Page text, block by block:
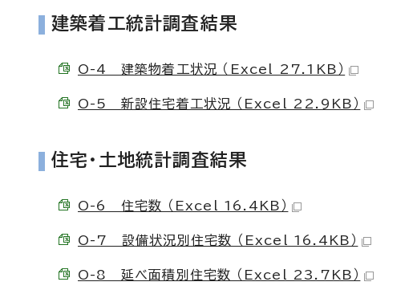
建築着工統計調査結果
O-4 建築物着工状況 （Excel 27.1KB）
O-5 新設住宅着工状況 （Excel 22.9KB）
住宅・土地統計調査結果
O-6 住宅数 （Excel 16.4KB）
O-7 設備状況別住宅数 （Excel 16.4KB）
O-8 延べ面積別住宅数 （Excel 23.7KB）